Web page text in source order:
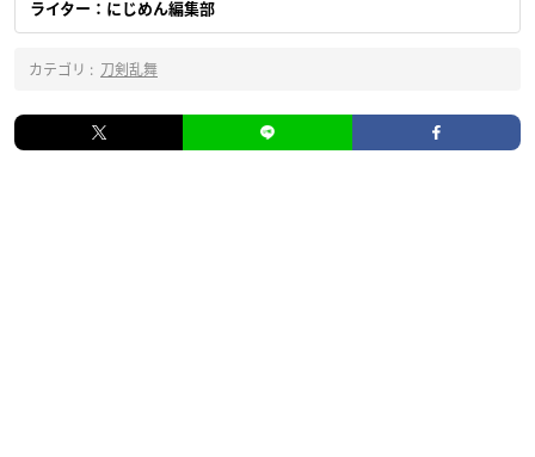
ライター：にじめん編集部
カテゴリ : 刀剣乱舞